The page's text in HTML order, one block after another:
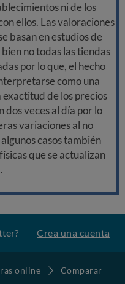
ni de los
ellos. Las valoraciones
basan en estudios de
no todas las tiendas
por lo que, el hecho
como una
exactitud de los precios
dos veces al día por lo
variaciones al no
casos también
que se actualizan
Crea una cuenta
online
Comparar